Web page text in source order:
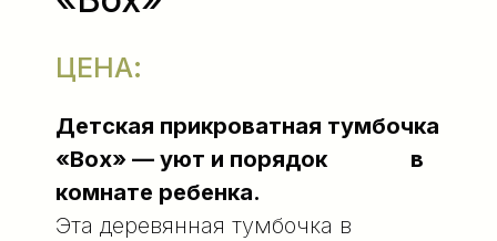
ЦЕНА:
Детская прикроватная тумбочка
«Box» — уют и порядок в
комнате ребенка.
Эта деревянная тумбочка в